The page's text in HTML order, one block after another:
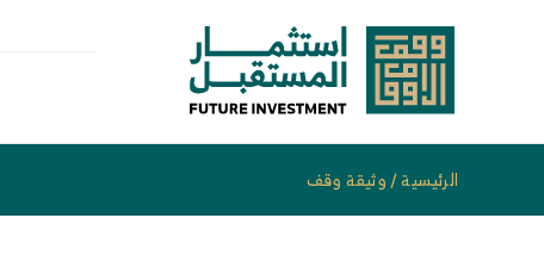
الرئيسية/وثيقة وقف